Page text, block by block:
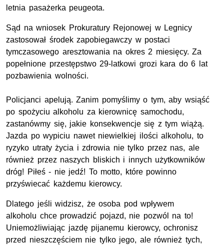
letnia pasażerka peugeota.
Sąd na wniosek Prokuratury Rejonowej w Legnicy
zastosował środek zapobiegawczy w postaci
tymczasowego aresztowania na okres 2 miesięcy. Za
popełnione przestępstwo 29-latkowi grozi kara do 6 lat
pozbawienia wolności.
Policjanci apelują. Zanim pomyślimy o tym, aby wsiąść
po spożyciu alkoholu za kierownicę samochodu,
zastanówmy się, jakie konsekwencje się z tym wiążą.
Jazda po wypiciu nawet niewielkiej ilości alkoholu, to
ryzyko utraty życia i zdrowia nie tylko przez nas, ale
również przez naszych bliskich i innych użytkowników
dróg! Piłeś - nie jedź! To motto, które powinno
przyświecać każdemu kierowcy.
Dlatego jeśli widzisz, że osoba pod wpływem
alkoholu chce prowadzić pojazd, nie pozwól na to!
Uniemożliwiając jazdę pijanemu kierowcy, ochronisz
przed nieszczęściem nie tylko jego, ale również tych,